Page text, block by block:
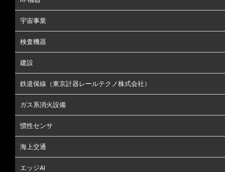
宇宙事業
検査機器
建設
鉄道保線（東京計器レールテクノ株式会社）
ガス系消火設備
慣性センサ
海上交通
エッジAI